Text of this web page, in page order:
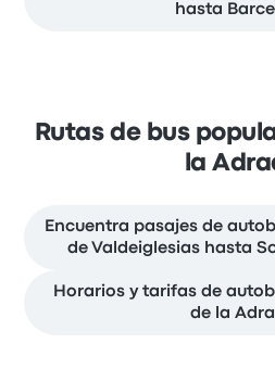
hasta
Rutas de bus
la
Encuentra pasajes de
de Valdeiglesias hasta
Horarios y tarifas de
de la